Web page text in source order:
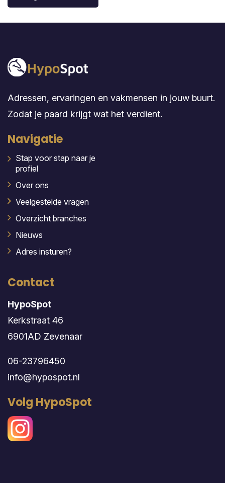
Adressen, ervaringen en vakmensen in jouw buurt.
Zodat je paard krijgt wat het verdient.
Navigatie
Stap voor stap naar je
profiel
Over ons
Veelgestelde vragen
Overzicht branches
Nieuws
Adres insturen?
Contact
HypoSpot
Kerkstraat 46
6901AD Zevenaar
06-23796450
info@hypospot.nl
Volg HypoSpot